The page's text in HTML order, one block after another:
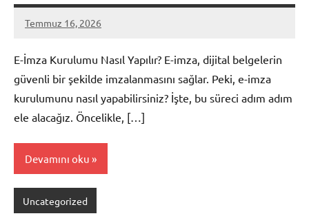
Temmuz 16, 2026
admin
Yorum
E-İmza Kurulumu Nasıl Yapılır? E-imza, dijital belgelerin
güvenli bir şekilde imzalanmasını sağlar. Peki, e-imza
kurulumunu nasıl yapabilirsiniz? İşte, bu süreci adım adım
ele alacağız. Öncelikle, […]
Devamını oku
Uncategorized